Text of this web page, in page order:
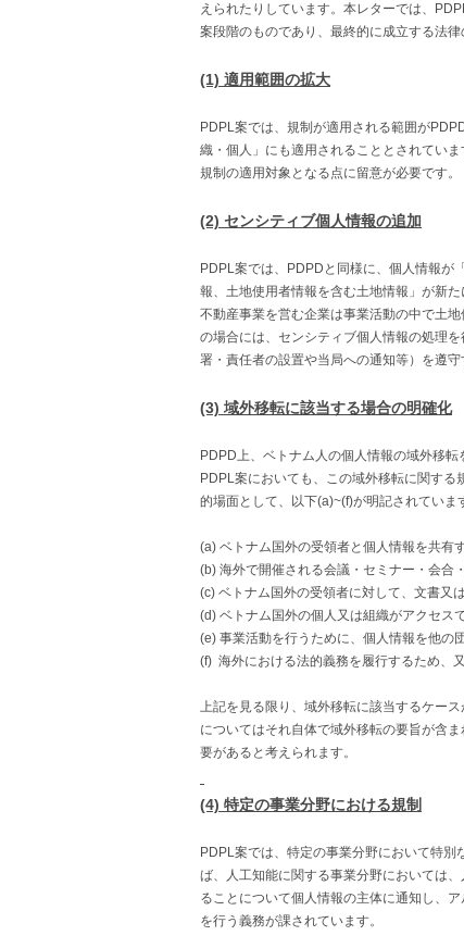
えられたりしています。本レターでは、
案段階のものであり、最終的に成立する法
(1) 適用範囲の拡大
PDPL案では、規制が適用される範囲が
織・個人」にも適用されることとされてい
規制の適用対象となる点に留意が必要です。
(2) センシティブ個人情報の追加
PDPL案では、PDPDと同様に、個人情報が
報、土地使用者情報を含む土地情報」が新
不動産事業を営む企業は事業活動の中で土
の場合には、センシティブ個人情報の処理
署・責任者の設置や当局への通知等）を遵
(3) 域外移転に該当する場合の明確化
PDPD上、ベトナム人の個人情報の域外移
PDPL案においても、この域外移転に関す
的場面として、以下(a)~(f)が明記されていま
(a) ベトナム国外の受領者と個人情報を共有
(b) 海外で開催される会議・セミナー・会合
(c) ベトナム国外の受領者に対して、文書又
(d) ベトナム国外の個人又は組織がアクセス
(e) 事業活動を行うために、個人情報を他の
(f) 海外における法的義務を履行するため、
上記を見る限り、域外移転に該当するケー
についてはそれ自体で域外移転の要旨が含
要があると考えられます。
(4) 特定の事業分野における規制
PDPL案では、特定の事業分野において特
ば、人工知能に関する事業分野においては
ることについて個人情報の主体に通知し、
を行う義務が課されています。